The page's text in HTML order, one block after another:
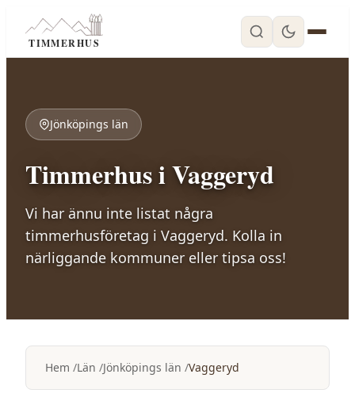
TIMMERHUS
Jönköpings län
Timmerhus iVaggeryd
Vi har ännu inte listat några
timmerhusföretag i Vaggeryd. Kolla in
närliggande kommuner eller tipsa oss!
Hem Län Jönköpings län Vaggeryd